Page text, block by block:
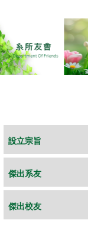
設立宗旨
傑出系友
傑出校友